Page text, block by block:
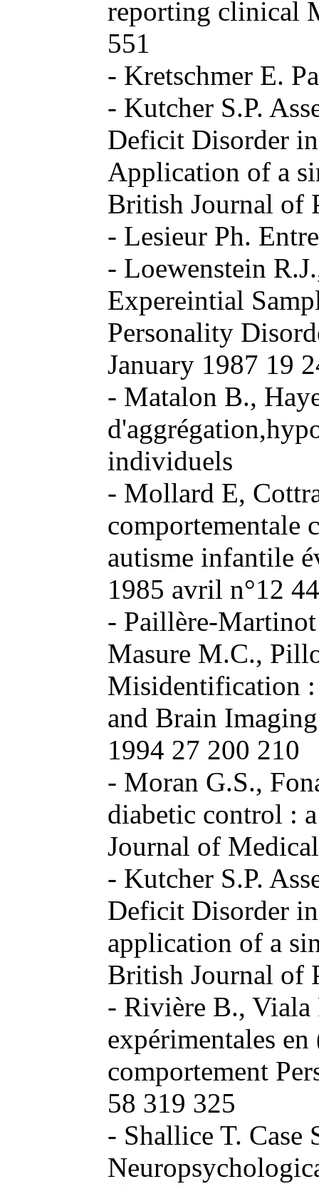
reporting clinical
551
- Kretschmer E.
- Kutcher S.P.
Deficit Disorder
Application of a
British Journal of
- Lesieur Ph.
- Loewenstein
Expereintial
Personality
January 1987 19
- Matalon B.,
individuels
- Mollard E,
comportementale
autisme infantile
1985 avril n°12
- Paillère-
Masure M.C.,
Misidentification
and Brain
1994 27 200 210
- Moran G.S.,
diabetic control :
Journal of
- Kutcher S.P.
Deficit Disorder
application of a
British Journal of
- Rivière B., Viala
expérimentales
comportement
58 319 325
- Shallice T.